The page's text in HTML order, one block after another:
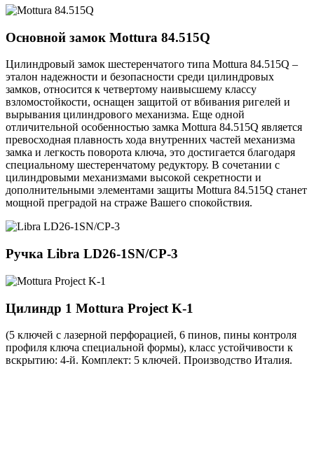
Основной замок Mottura 84.515Q
Цилиндровый замок шестеренчатого типа Mottura 84.515Q –
эталон надежности и безопасности среди цилиндровых
замков, относится к четвертому наивысшему классу
взломостойкости, оснащен защитой от вбивания ригелей и
вырывания цилиндрового механизма. Еще одной
отличительной особенностью замка Mottura 84.515Q является
превосходная плавность хода внутренних частей механизма
замка и легкость поворота ключа, это достигается благодаря
специальному шестеренчатому редуктору. В сочетании с
цилиндровыми механизмами высокой секретности и
дополнительными элементами защиты Mottura 84.515Q станет
мощной преградой на страже Вашего спокойствия.
Ручка Libra LD26-1SN/CP-3
Цилиндр 1 Mottura Project K-1
(5 ключей с лазерной перфорацией, 6 пинов, пины контроля
профиля ключа специальной формы), класс устойчивости к
вскрытию: 4-й. Комплект: 5 ключей. Производство Италия.